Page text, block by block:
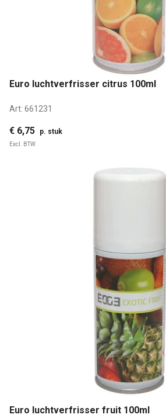
Euro luchtverfrisser citrus 100ml
Art: 661231
€ 6,75 p. stuk
Excl. BTW
Euro luchtverfrisser fruit 100ml